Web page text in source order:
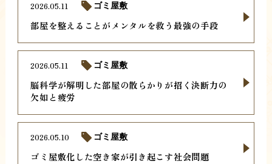
部屋を整えることがメンタルを救う最強の手段
2026.05.11 ゴミ屋敷
脳科学が解明した部屋の散らかりが招く決断力の
欠如と疲労
2026.05.11 ゴミ屋敷
ゴミ屋敷化した空き家が引き起こす社会問題
2026.05.10 ゴミ屋敷